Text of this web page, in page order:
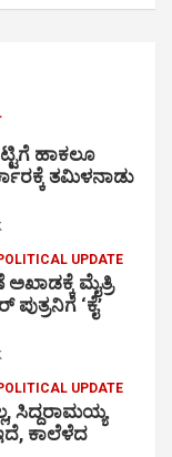
ಹಾಕಲೂ
ತಮಿಳನಾಡು
UPDATE
ಮೈತ್ರಿ
‘ಕೈ’
UPDATE
ಸಿದ್ದರಾಮಯ್ಯ
ಕಾಲೆಳೆದ